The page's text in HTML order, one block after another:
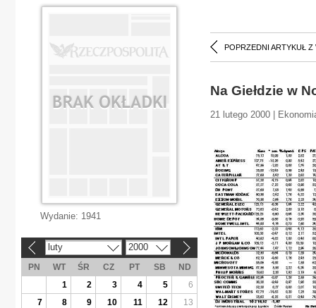
POPRZEDNI ARTYKUŁ Z
Na Giełdzie w
21 lutego 2000 |
Wydanie: 1941
luty 2000
PN WT ŚR CZ PT SB
ND
1
2 3 4 5
6
7
8 9 10 11 12
13